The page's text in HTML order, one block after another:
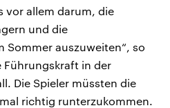
vor allem darum, die
und die
Sommer auszuweiten“, so
Führungskraft in der
Die Spieler müssten die
richtig runterzukommen.